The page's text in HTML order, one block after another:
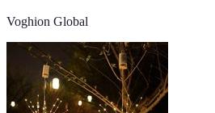
Voghion Global